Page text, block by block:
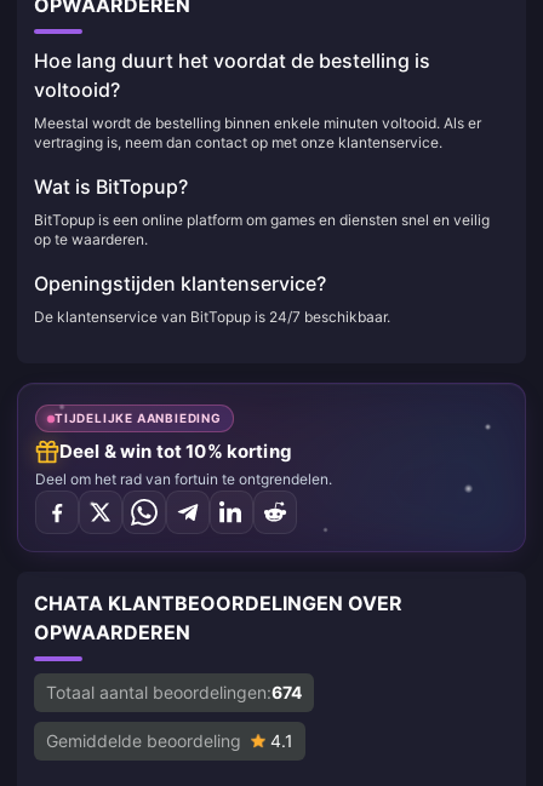
Hoe lang duurt het voordat de bestelling is
voltooid?
Meestal wordt de bestelling binnen enkele minuten voltooid. Als er
vertraging is, neem dan contact op met onze klantenservice.
Wat is BitTopup?
BitTopup is een online platform om games en diensten snel en veilig
op te waarderen.
Openingstijden klantenservice?
De klantenservice van BitTopup is 24/7 beschikbaar.
TIJDELIJKE AANBIEDING
Deel & win tot 10% korting
Deel om het rad van fortuin te ontgrendelen.
CHATA KLANTBEOORDELINGEN OVER
OPWAARDEREN
Totaal aantal beoordelingen:674
Gemiddelde beoordeling 4.1